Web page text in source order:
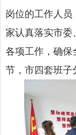
岗位的工作人员
家认真落实市
各项工作，确保
节，市四套班子